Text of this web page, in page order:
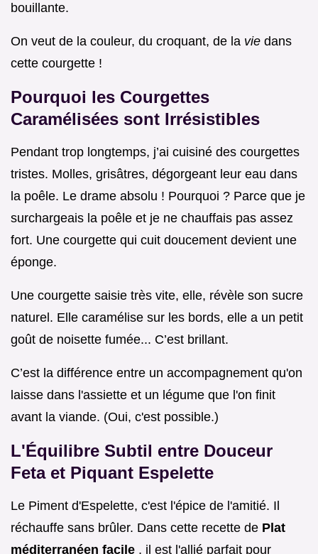
bouillante.
On veut de la couleur, du croquant, de la vie dans
cette courgette !
Pourquoi les Courgettes
Caramélisées sont Irrésistibles
Pendant trop longtemps, j’ai cuisiné des courgettes
tristes. Molles, grisâtres, dégorgeant leur eau dans
la poêle. Le drame absolu ! Pourquoi ? Parce que je
surchargeais la poêle et je ne chauffais pas assez
fort. Une courgette qui cuit doucement devient une
éponge.
Une courgette saisie très vite, elle, révèle son sucre
naturel. Elle caramélise sur les bords, elle a un petit
goût de noisette fumée... C’est brillant.
C’est la différence entre un accompagnement qu'on
laisse dans l'assiette et un légume que l'on finit
avant la viande. (Oui, c'est possible.)
L'Équilibre Subtil entre Douceur
Feta et Piquant Espelette
Le Piment d'Espelette, c'est l'épice de l'amitié. Il
réchauffe sans brûler. Dans cette recette de Plat
méditerranéen facile , il est l'allié parfait pour